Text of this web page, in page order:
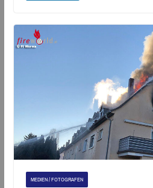
MEDIEN / FOTOGRAFEN